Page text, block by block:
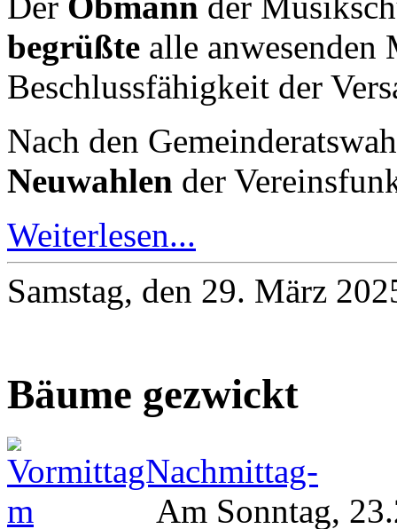
begrüßte alle
Beschlussfähigkeit der
Nach den
Neuwahlen der
Weiterlesen...
Samstag, den 29. März
Bäume gezwickt
Am Sonntag,